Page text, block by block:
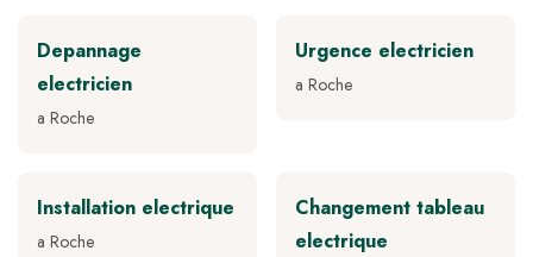
Depannage
electricien
a Roche
Urgence electricien
a Roche
Installation electrique
a Roche
Changement tableau
electrique